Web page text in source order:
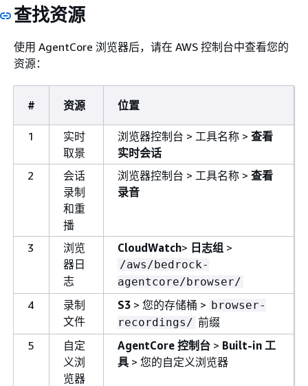
查找资源
使用 AgentCore 浏览器后，请在 AWS 控制台中查看您的
资源：
# 资源 位置
1
实时
取景
浏览器控制台 > 工具名称 > 查看
实时会话
2
会话
录制
和重
播
浏览器控制台 > 工具名称 > 查看
录音
3
浏览
器日
志
CloudWatch> 日志组 >
/aws/bedrock-
agentcore/browser/
4
录制
文件
S3 > 您的存储桶 > browser-
recordings/ 前缀
5
自定
义浏
览器
AgentCore 控制台 > Built-in 工
具 > 您的自定义浏览器